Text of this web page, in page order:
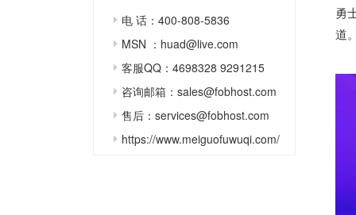
电 话：400-808-5836
MSN ：huad@live.com
客服QQ：4698328 9291215
咨询邮箱：sales@fobhost.com
售后：services@fobhost.com
https://www.meiguofuwuqi.com/
勇
道